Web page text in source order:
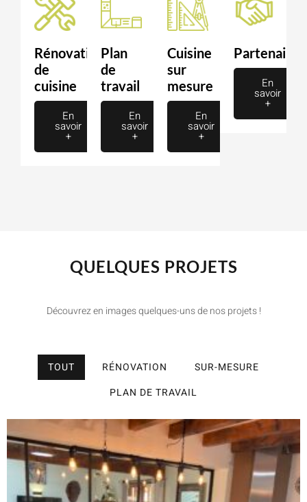
Rénovation
de
cuisine
En
savoir
+
Plan
de
travail
En
savoir
+
Cuisine
sur
mesure
En
savoir
+
Partenaire
En
savoir
+
QUELQUES PROJETS
Découvrez en images quelques-uns de nos projets !
TOUT RÉNOVATION
SUR-MESURE
PLAN DE TRAVAIL